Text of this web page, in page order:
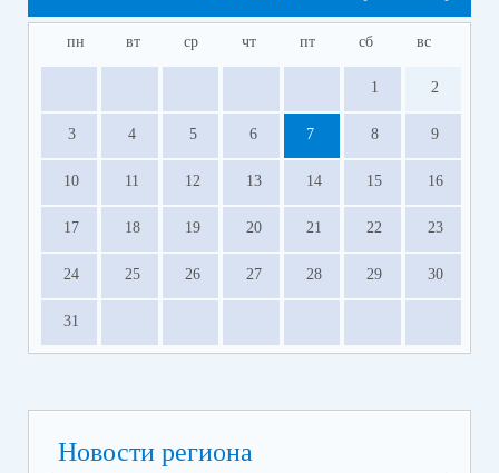
пн вт ср чт пт сб вс
1 2
3 4 5 6 7 8 9
10 11 12 13 14 15 16
17 18 19 20 21 22 23
24 25 26 27 28 29 30
31
Новости региона